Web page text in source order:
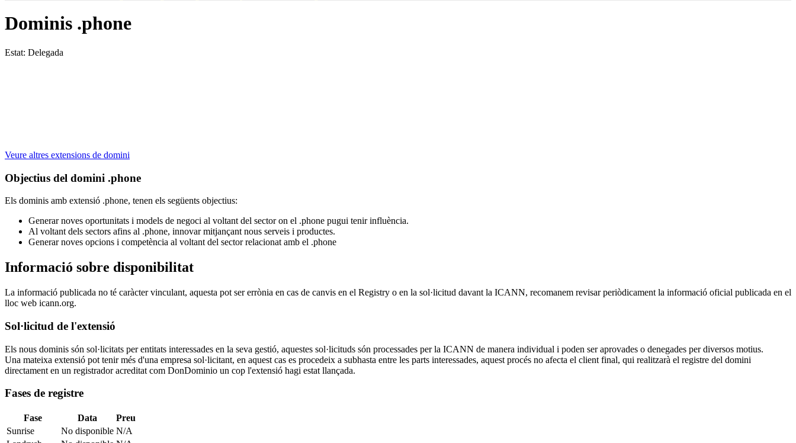
Dominis .phone
Estat: Delegada
Veure altres extensions de domini
Objectius del domini .phone
Els dominis amb extensió .phone, tenen els següents objectius:
Generar noves oportunitats i models de negoci al voltant del sector on el .phone pugui tenir influència.
Al voltant dels sectors afins al .phone, innovar mitjançant nous serveis i productes.
Generar noves opcions i competència al voltant del sector relacionat amb el .phone
Informació sobre disponibilitat
La informació publicada no té caràcter vinculant, aquesta pot ser errònia en cas de canvis en el Registry o en la sol·licitud davant la ICANN, recomanem revisar periòdicament la informació oficial publicada en el
lloc web icann.org.
Sol·licitud de l'extensió
Els nous dominis són sol·licitats per entitats interessades en la seva gestió, aquestes sol·licituds són processades per la ICANN de manera individual i poden ser aprovades o denegades per diversos motius.
Una mateixa extensió pot tenir més d'una empresa sol·licitant, en aquest cas es procedeix a subhasta entre les parts interessades, aquest procés no afecta el client final, qui realitzarà el registre del domini
directament en un registrador acreditat com DonDominio un cop l'extensió hagi estat llançada.
Fases de registre
Fase Data
Preu
Sunrise
No disponible N/A